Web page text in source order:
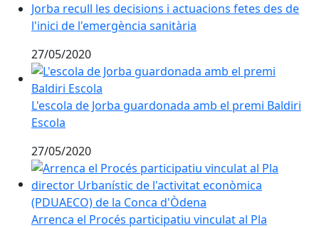
Jorba recull les decisions i actuacions fetes des de
l'inici de l'emergència sanitària
27/05/2020
L'escola de Jorba guardonada amb el premi Baldiri
L'escola de Jorba guardonada amb el premi Baldiri
Escola
27/05/2020
Arrenca el Procés participatiu vinculat al Pla director
Arrenca el Procés participatiu vinculat al Pla